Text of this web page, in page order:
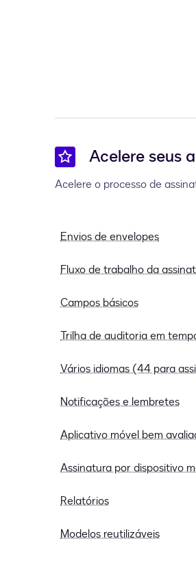
Acelere seus
Acelere o processo de
Envios de envelopes
Fluxo de trabalho da
Campos básicos
Trilha de auditoria em
Vários idiomas (44 para
Notificações e lembretes
Aplicativo móvel bem
Assinatura por dispositivo
Relatórios
Modelos reutilizáveis